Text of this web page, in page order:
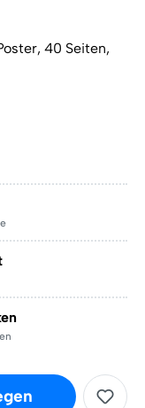
40 Seiten,